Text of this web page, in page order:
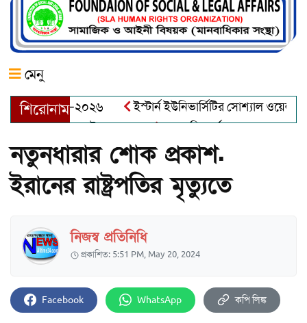
মেনু
শিরোনাম
অ্যাওয়ার্ড–২০২৬
ইস্টার্ন ইউনিভার্সিটির সোশ্যাল
খালেক এর ইন্তেকাল
আত্মশুদ্ধি অর্জন ও অশুভকে বর্জন করে
নতুনধারার শোক প্রকাশ.
ইরানের রাষ্ট্রপতির মৃত্যুতে
নিজস্ব প্রতিনিধি
প্রকাশিত: 5:51 PM, May 20, 2024
Facebook WhatsApp কপি লিঙ্ক